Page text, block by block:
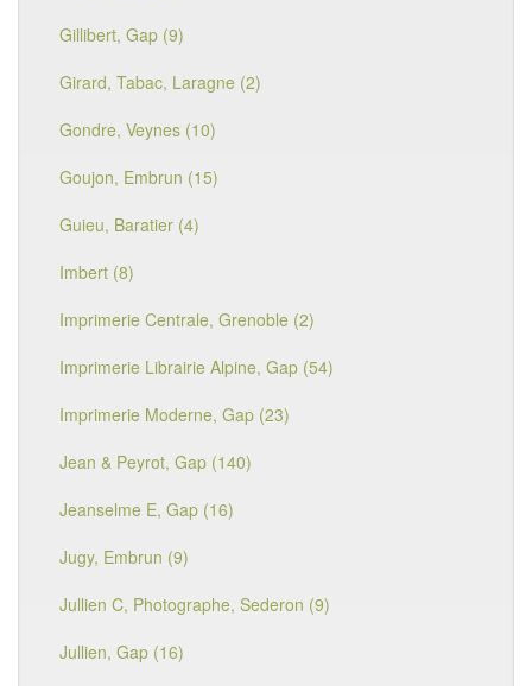
Gillibert, Gap (9)
Girard, Tabac, Laragne (2)
Gondre, Veynes (10)
Goujon, Embrun (15)
Guieu, Baratier (4)
Imbert (8)
Imprimerie Centrale, Grenoble (2)
Imprimerie Librairie Alpine, Gap (54)
Imprimerie Moderne, Gap (23)
Jean & Peyrot, Gap (140)
Jeanselme E, Gap (16)
Jugy, Embrun (9)
Jullien C, Photographe, Sederon (9)
Jullien, Gap (16)